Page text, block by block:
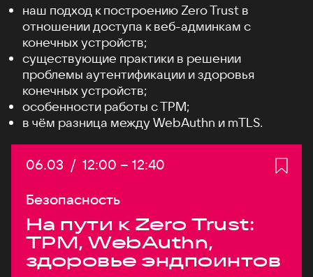
наш подход к построению Zero Trust в
отношении доступа к веб-админкам с
конечных устройств;
существующие практики в решении
проблемы аутентификации и здоровья
конечных устройств;
особенности работы c TPM;
в чём разница между WebAuthn и mTLS.
Дата:
06.03 / Начало:
12:00 – Конец:
12:40
Безопасность
На пути к Zero Trust:
TPM, WebAuthn,
здоровье эндпоинтов